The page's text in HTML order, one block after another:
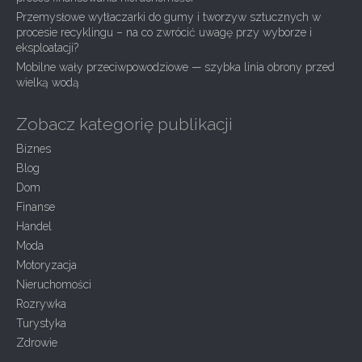
n
Przemysłowe wytłaczarki do gumy i tworzyw sztucznych w
procesie recyklingu – na co zwrócić uwagę przy wyborze i
eksploatacji?
Mobilne wały przeciwpowodziowe — szybka linia obrony przed
wielką wodą
Zobacz kategorię publikacji
Biznes
Blog
Dom
Finanse
Handel
Moda
Motoryzacja
Nieruchomości
Rozrywka
Turystyka
Zdrowie